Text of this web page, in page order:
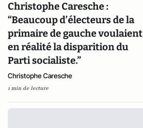
Christophe Caresche :
“Beaucoup d’électeurs de la
primaire de gauche voulaient
en réalité la disparition du
Parti socialiste.”
Christophe Caresche
1 min de lecture